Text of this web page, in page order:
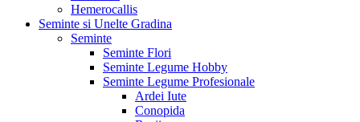
Hemerocallis
Seminte si Unelte Gradina
Seminte
Seminte Flori
Seminte Legume Hobby
Seminte Legume Profesionale
Ardei Iute
Conopida